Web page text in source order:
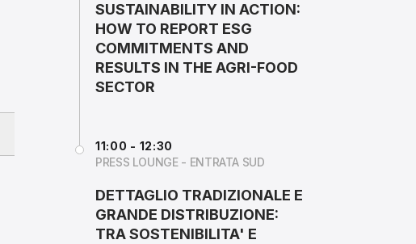
SUSTAINABILITY IN ACTION:
HOW TO REPORT ESG
COMMITMENTS AND
RESULTS IN THE AGRI-FOOD
SECTOR
11:00 - 12:30
PRESS LOUNGE - ENTRATA SUD
DETTAGLIO TRADIZIONALE E
GRANDE DISTRIBUZIONE:
TRA SOSTENIBILITA' E